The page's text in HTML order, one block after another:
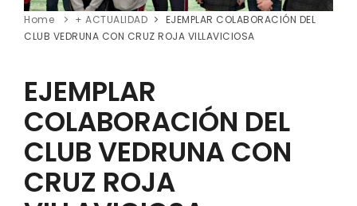
Home + ACTUALIDAD
EJEMPLAR COLABORACIÓN DEL
CLUB VEDRUNA CON CRUZ ROJA VILLAVICIOSA
EJEMPLAR
COLABORACIÓN DEL
CLUB VEDRUNA CON
CRUZ ROJA